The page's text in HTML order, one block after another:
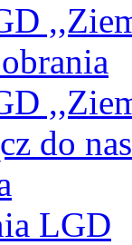
do nas
LGD